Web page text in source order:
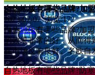
自热地板有哪些品牌?加
2023-07-07 浏览:172
自热地板有哪些品牌?加
的效果非常的好，从而得
在市场反响良好。名欧自
自热地板有哪些品牌?防